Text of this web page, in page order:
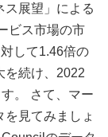
ス展望」による
ビス市場の市
して1.46倍の
を続け、2022
。 さて、マー
見てみましょ